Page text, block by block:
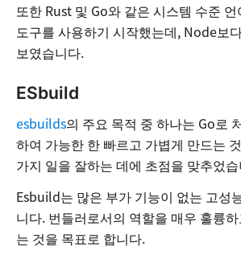
또한 Rust 및 Go와 같은 시스템 수준
도구를 사용하기 시작했는데, Node보
보였습니다.
ESbuild
esbuilds의 주요 목적 중 하나는 Go로
하여 가능한 한 빠르고 가볍게 만드는
가지 일을 잘하는 데에 초점을 맞추었
Esbuild는 많은 부가 기능이 없는 고성
니다. 번들러로서의 역할을 매우 훌륭
는 것을 목표로 합니다.